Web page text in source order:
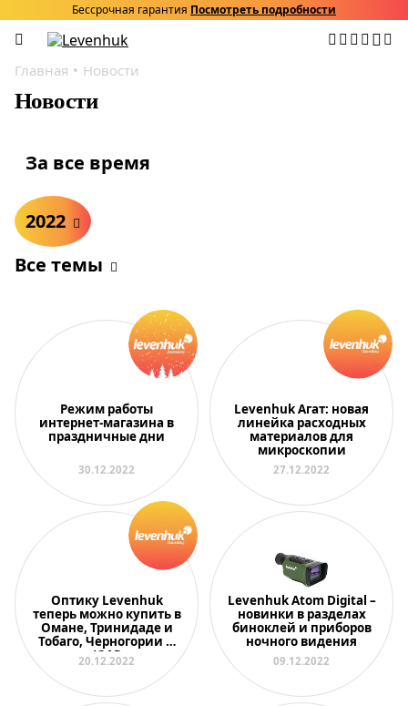
Бессрочная гарантия Посмотреть подробности
Главная Новости
Новости
За все время
2022
Все темы
Режим работы
интернет-магазина в
праздничные дни
30.12.2022
Levenhuk Агат: новая
линейка расходных
материалов для
микроскопии
27.12.2022
Оптику Levenhuk
теперь можно купить в
Омане, Тринидаде и
Тобаго, Черногории и
ЮАР
20.12.2022
Levenhuk Atom Digital –
новинки в разделах
биноклей и приборов
ночного видения
09.12.2022